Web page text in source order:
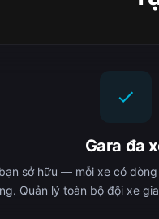
Gara đa
sở hữu — mỗi xe có
Quản lý toàn bộ đội xe